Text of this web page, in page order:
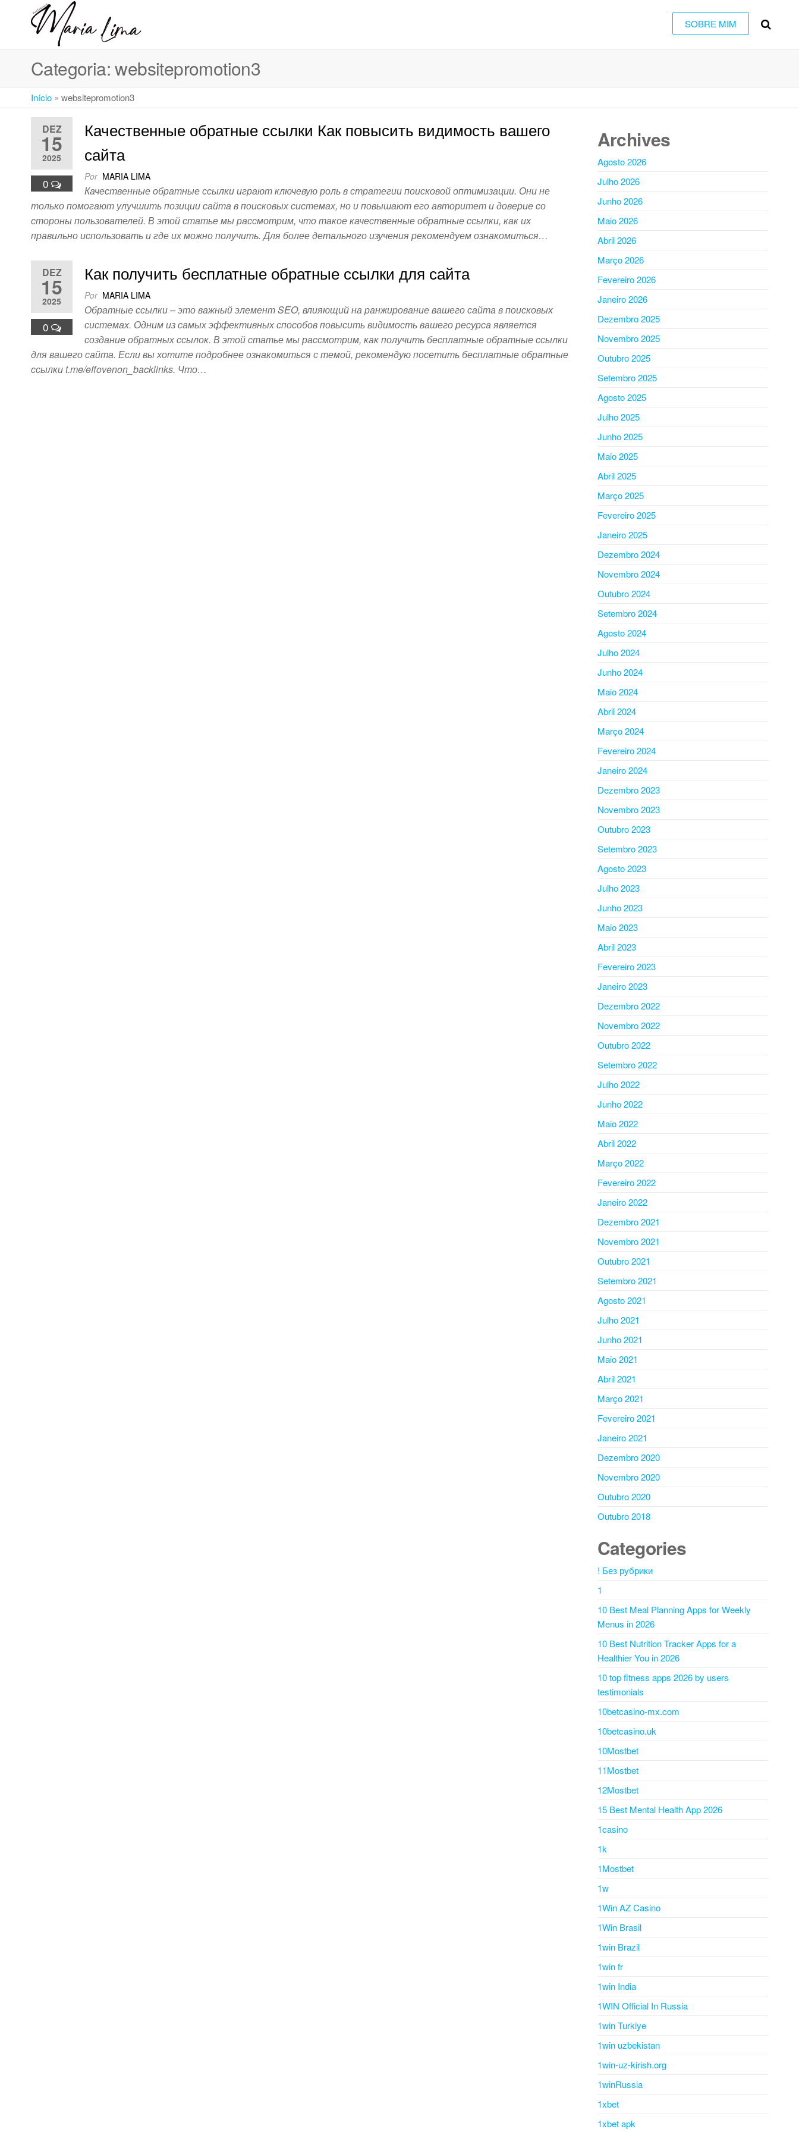
content
Maria Lima
faculdade
SOBRE MIM
Categoria:websitepromotion3
Início » websitepromotion3
DEZ
15
2025
0
Качественные обратные ссылки Как повысить видимость вашего
сайта
Por MARIA LIMA
Качественные обратные ссылки играют ключевую роль в стратегии поисковой оптимизации. Они не
только помогают улучшить позиции сайта в поисковых системах, но и повышают его авторитет и доверие со
стороны пользователей. В этой статье мы рассмотрим, что такое качественные обратные ссылки, как их
правильно использовать и где их можно получить. Для более детального изучения рекомендуем ознакомиться…
DEZ
15
2025
0
Как получить бесплатные обратные ссылки для сайта
Por MARIA LIMA
Обратные ссылки – это важный элемент SEO, влияющий на ранжирование вашего сайта в поисковых
системах. Одним из самых эффективных способов повысить видимость вашего ресурса является
создание обратных ссылок. В этой статье мы рассмотрим, как получить бесплатные обратные ссылки
для вашего сайта. Если вы хотите подробнее ознакомиться с темой, рекомендую посетить бесплатные обратные
ссылки t.me/effovenon_backlinks. Что…
Archives
Agosto 2026
Julho 2026
Junho 2026
Maio 2026
Abril 2026
Março 2026
Fevereiro 2026
Janeiro 2026
Dezembro 2025
Novembro 2025
Outubro 2025
Setembro 2025
Agosto 2025
Julho 2025
Junho 2025
Maio 2025
Abril 2025
Março 2025
Fevereiro 2025
Janeiro 2025
Dezembro 2024
Novembro 2024
Outubro 2024
Setembro 2024
Agosto 2024
Julho 2024
Junho 2024
Maio 2024
Abril 2024
Março 2024
Fevereiro 2024
Janeiro 2024
Dezembro 2023
Novembro 2023
Outubro 2023
Setembro 2023
Agosto 2023
Julho 2023
Junho 2023
Maio 2023
Abril 2023
Fevereiro 2023
Janeiro 2023
Dezembro 2022
Novembro 2022
Outubro 2022
Setembro 2022
Julho 2022
Junho 2022
Maio 2022
Abril 2022
Março 2022
Fevereiro 2022
Janeiro 2022
Dezembro 2021
Novembro 2021
Outubro 2021
Setembro 2021
Agosto 2021
Julho 2021
Junho 2021
Maio 2021
Abril 2021
Março 2021
Fevereiro 2021
Janeiro 2021
Dezembro 2020
Novembro 2020
Outubro 2020
Outubro 2018
Categories
! Без рубрики
1
10 Best Meal Planning Apps for Weekly
Menus in 2026
10 Best Nutrition Tracker Apps for a
Healthier You in 2026
10 top fitness apps 2026 by users
testimonials
10betcasino-mx.com
10betcasino.uk
10Mostbet
11Mostbet
12Mostbet
15 Best Mental Health App 2026
1casino
1k
1Mostbet
1w
1Win AZ Casino
1Win Brasil
1win Brazil
1win fr
1win India
1WIN Official In Russia
1win Turkiye
1win uzbekistan
1win-uz-kirish.org
1winRussia
1xbet
1xbet apk